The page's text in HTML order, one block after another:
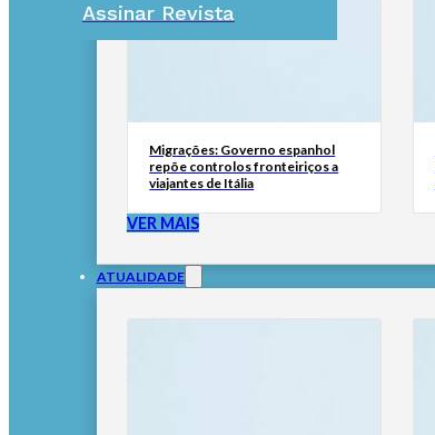
Assinar Revista
Migrações: Governo espanhol
repõe controlos fronteiriços a
viajantes de Itália
VER MAIS
ATUALIDADE